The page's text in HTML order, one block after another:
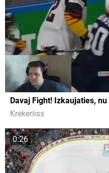
Davaj Fight! Izkaujaties,
Krekeriiss
0:26